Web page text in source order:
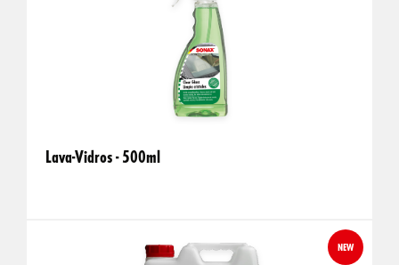
Lava-Vidros - 500ml
NEW